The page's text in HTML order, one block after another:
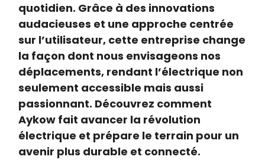
quotidien. Grâce à des innovations
audacieuses et une approche centrée
sur l’utilisateur, cette entreprise change
la façon dont nous envisageons nos
déplacements, rendant l’électrique non
seulement accessible mais aussi
passionnant. Découvrez comment
Aykow fait avancer la révolution
électrique et prépare le terrain pour un
avenir plus durable et connecté.